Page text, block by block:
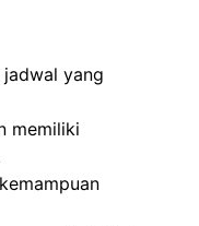
yang
memiliki